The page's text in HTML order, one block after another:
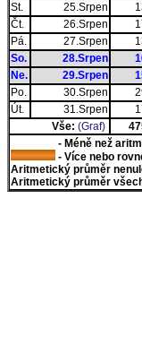
St.
25.Srpen
Čt.
26.Srpen
Pá.
27.Srpen
So.
28.Srpen
Ne.
29.Srpen
Po.
30.Srpen
Út.
31.Srpen
Vše: (Graf)
- Méně než
- Více nebo
Aritmetický průměr
Aritmetický průměr